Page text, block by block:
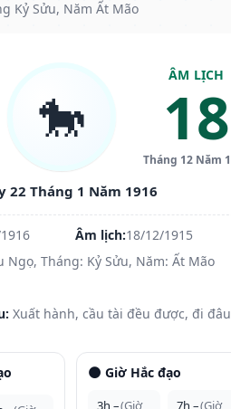
Kỷ Sửu, Năm Ất Mão
🐎
ÂM LỊCH
18
Tháng 12 Năm
22 Tháng 1 Năm 1916
Âm lịch:18/12/1915
Ngọ, Tháng: Kỷ Sửu, Năm: Ất Mão
Xuất hành, cầu tài đều được, đi đâu
🌑 Giờ Hắc đạo
3h –(Giờ
7h –(Giờ